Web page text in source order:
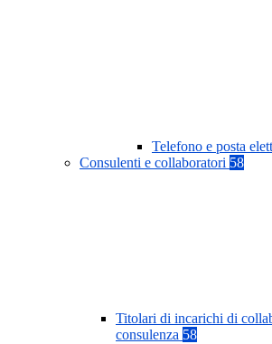
Telefono e posta
Consulenti e collaboratori 58
Titolari di incarichi di
consulenza 58